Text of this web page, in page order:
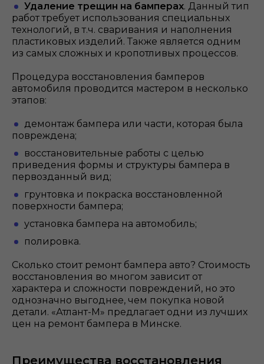
Удаление трещин на бамперах. Данный тип
работ требует использования специальных
технологий, в т.ч. сваривания и наполнения
пластиковых изделий. Также является одним
из самых сложных и кропотливых процессов.
Процедура восстановления бамперов
автомобиля проводится мастером в несколько
этапов:
демонтаж бампера или части, которая была
повреждена;
восстановительные работы с целью
приведения формы и структуры бампера в
первозданный вид;
грунтовка и покраска восстановленной
поверхности бампера;
установка бампера на автомобиль;
полировка.
Сколько стоит ремонт бампера авто? Стоимость
восстановления во многом зависит от
характера и сложности повреждений, но это
однозначно выгоднее, чем покупка новой
детали. «Атлант-М» предлагает одни из лучших
цен на ремонт бампера в Минске.
Преимущества восстановления